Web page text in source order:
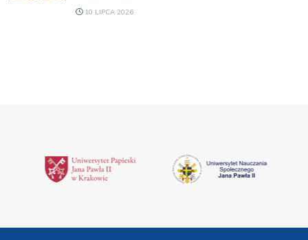
10 LIPCA 2026